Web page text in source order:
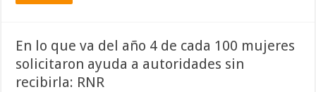
En lo que va del año 4 de cada 100 mujeres
solicitaron ayuda a autoridades sin
recibirla: RNR